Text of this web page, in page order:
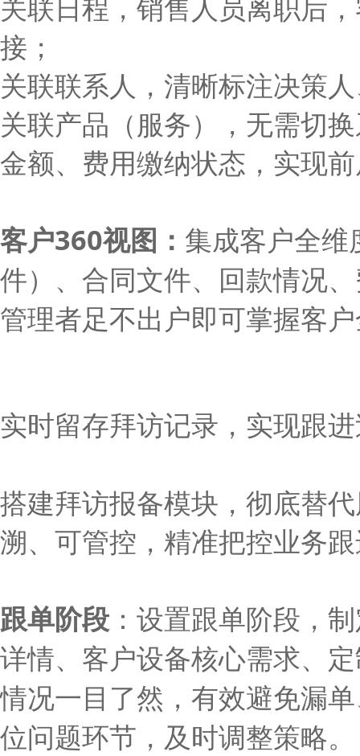
关联日程，销售人员离职后
接；
关联联系人，清晰标注决策
关联产品（服务），无需切
金额、费用缴纳状态，实现
客户360视图 ： 集成客户全
件）、合同文件、回款情况
管理者足不出户即可掌握客
实时留存拜访记录，实现跟
搭建拜访报备模块，彻底替
溯、可管控，精准把控业务
跟单阶段 ： 设置跟单阶段，
详情、客户设备核心需求、
情况一目了然，有效避免漏
位问题环节，及时调整策略。